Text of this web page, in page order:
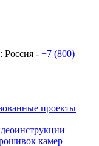
Россия - +7 (800)
проекты
камер